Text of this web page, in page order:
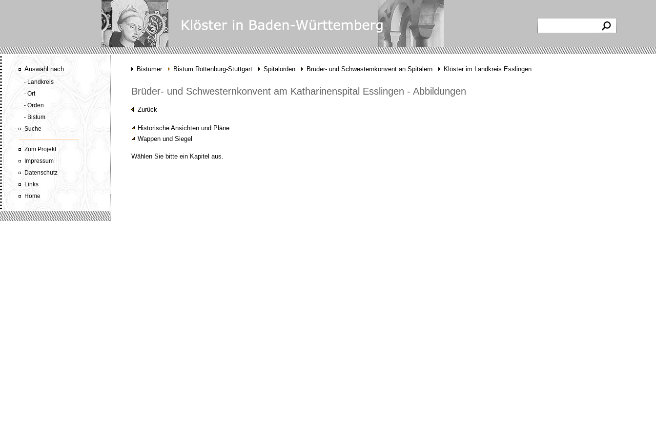
Auswahl nach
- Landkreis
- Ort
- Orden
- Bistum
Suche
Zum Projekt
Impressum
Datenschutz
Links
Home
Bistümer Bistum Rottenburg-Stuttgart Spitalorden Brüder- und Schwesternkonvent an Spitälern Klöster im Landkreis Esslingen
Brüder- und Schwesternkonvent am Katharinenspital Esslingen - Abbildungen
Zurück
Historische Ansichten und Pläne
Wappen und Siegel
Wählen Sie bitte ein Kapitel aus.